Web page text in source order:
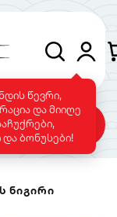
წევრი,
და მიიღე
ბონუსები!
ნიგირი